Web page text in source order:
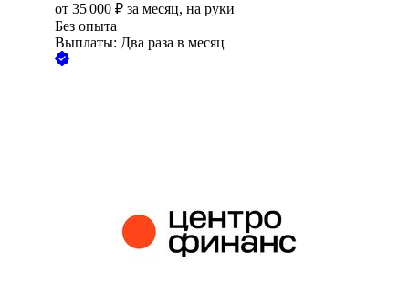
от 35 000 ₽ за месяц, на руки
Без опыта
Выплаты: Два раза в месяц